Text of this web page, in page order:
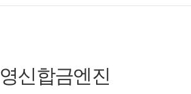
영신합금엔진